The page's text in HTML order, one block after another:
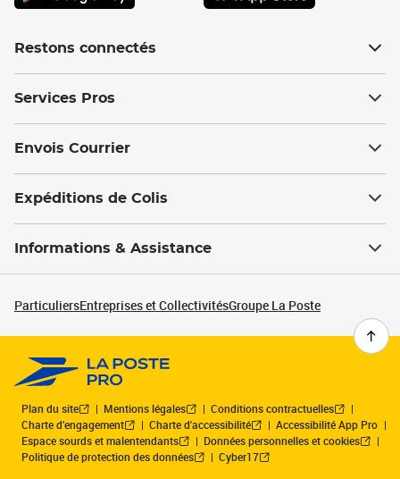
Restons connectés
Services Pros
Envois Courrier
Expéditions de Colis
Informations & Assistance
ParticuliersEntreprises et CollectivitésGroupe La Poste
Plan du site Mentions légales
Conditions contractuelles
Charte d’engagement
Charte d'accessibilité
Accessibilité App Pro
Espace sourds et malentendants
Données personnelles et cookies
Politique de protection des données
Cyber17